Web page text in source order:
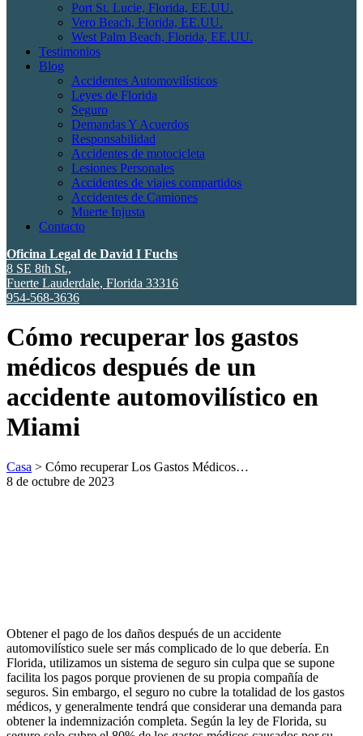
Port St. Lucie, Florida, EE.UU.
Vero Beach, Florida, EE.UU.
West Palm Beach, Florida, EE.UU.
Testimonios
Blog
Accidentes Automovilísticos
Leyes de Florida
Seguro
Demandas Y Acuerdos
Responsabilidad
Accidentes de motocicleta
Lesiones Personales
Accidentes de viajes compartidos
Accidentes de Camiones
Muerte Injusta
Contacto
Oficina Legal de David I Fuchs
8 SE 8th St.,
Fuerte Lauderdale, Florida 33316
954-568-3636
Cómo recuperar los gastos
médicos después de un
accidente automovilístico en
Miami
Casa > Cómo recuperar Los Gastos Médicos…
8 de octubre de 2023
Obtener el pago de los daños después de un accidente
automovilístico suele ser más complicado de lo que debería. En
Florida, utilizamos un sistema de seguro sin culpa que se supone
facilita los pagos porque provienen de su propia compañía de
seguros. Sin embargo, el seguro no cubre la totalidad de los gastos
médicos, y generalmente tendrá que considerar una demanda para
obtener la indemnización completa. Según la ley de Florida, su